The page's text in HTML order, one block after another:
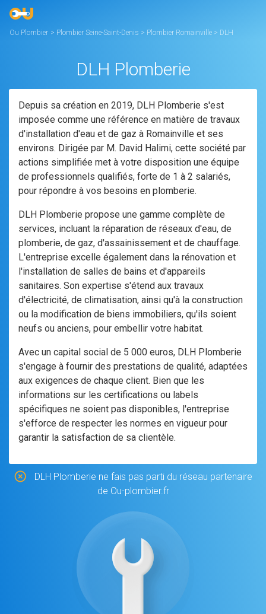
Ou Plombier > Plombier Seine-Saint-Denis > Plombier Romainville > DLH
DLH Plomberie
Depuis sa création en 2019, DLH Plomberie s'est
imposée comme une référence en matière de travaux
d'installation d'eau et de gaz à Romainville et ses
environs. Dirigée par M. David Halimi, cette société par
actions simplifiée met à votre disposition une équipe
de professionnels qualifiés, forte de 1 à 2 salariés,
pour répondre à vos besoins en plomberie.
DLH Plomberie propose une gamme complète de
services, incluant la réparation de réseaux d'eau, de
plomberie, de gaz, d'assainissement et de chauffage.
L'entreprise excelle également dans la rénovation et
l'installation de salles de bains et d'appareils
sanitaires. Son expertise s'étend aux travaux
d'électricité, de climatisation, ainsi qu'à la construction
ou la modification de biens immobiliers, qu'ils soient
neufs ou anciens, pour embellir votre habitat.
Avec un capital social de 5 000 euros, DLH Plomberie
s'engage à fournir des prestations de qualité, adaptées
aux exigences de chaque client. Bien que les
informations sur les certifications ou labels
spécifiques ne soient pas disponibles, l'entreprise
s'efforce de respecter les normes en vigueur pour
garantir la satisfaction de sa clientèle.
DLH Plomberie ne fais pas parti du réseau partenaire
de Ou-plombier.fr